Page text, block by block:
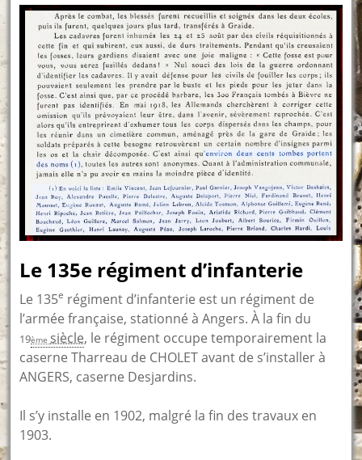
Le 135e régiment d’infanterie
Le 135e régiment d’infanterie est un régiment de
l’armée française, stationné à Angers. À la fin du
19ème siècle, le régiment occupe temporairement la
caserne Tharreau de CHOLET avant de s’installer à
ANGERS, caserne Desjardins.
Il s’y installe en 1902, malgré la fin des travaux en
1903.